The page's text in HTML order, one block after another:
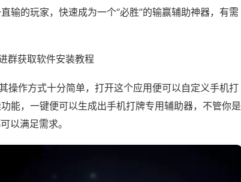
输的玩家，快速成为一个“必胜”的输赢辅助神器，有需
群获取软件安装教程
操作方式十分简单，打开这个应用便可以自定义手机打
能，一键便可以生成出手机打牌专用辅助器，不管你是
以满足需求。